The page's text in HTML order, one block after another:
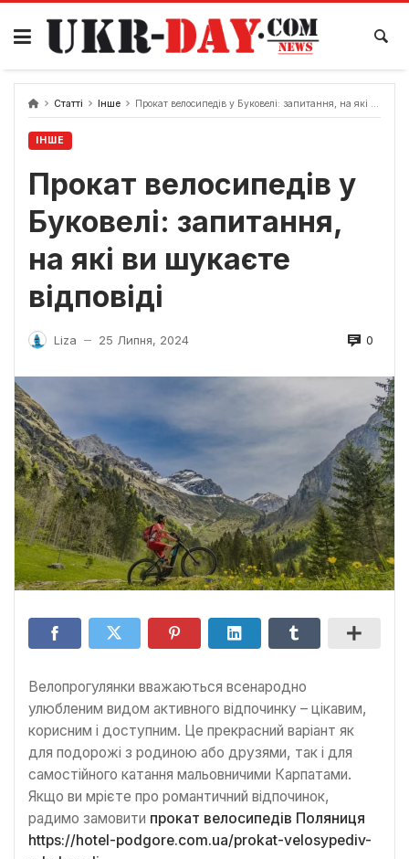
Перейти
вмісту
Статті Інше Прокат велосипедів у Буковелі: запитання, на які ви шукаєте відповіді
ІНШЕ
Прокат велосипедів у
Буковелі: запитання,
на які ви шукаєте
відповіді
Liza — 25 Липня, 2024 0
Велопрогулянки вважаються всенародно
улюбленим видом активного відпочинку – цікавим,
корисним і доступним. Це прекрасний варіант як
для подорожі з родиною або друзями, так і для
самостійного катання мальовничими Карпатами.
Якщо ви мрієте про романтичний відпочинок,
радимо замовити прокат велосипедів Поляниця
https://hotel-podgore.com.ua/prokat-velosypediv-